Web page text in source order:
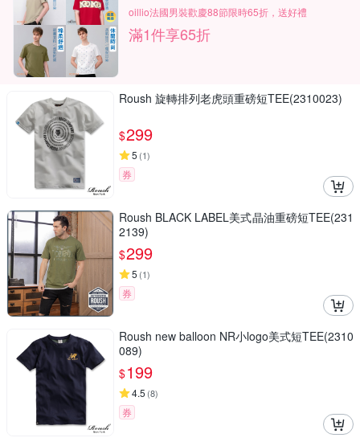
oillio法國男裝歡慶88節限時65折，送好禮
滿1件享65折
Roush 旋轉排列老虎頭重磅短TEE(2310023)
$299
5 (1)
券
Roush BLACK LABEL美式晶油重磅短TEE(231
2139)
$299
5 (1)
券
Roush new balloon NR小logo美式短TEE(2310
089)
$199
4.5 (8)
券